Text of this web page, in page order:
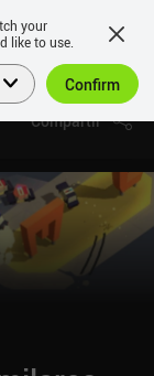
Compartir
your
like to use.
Confirm